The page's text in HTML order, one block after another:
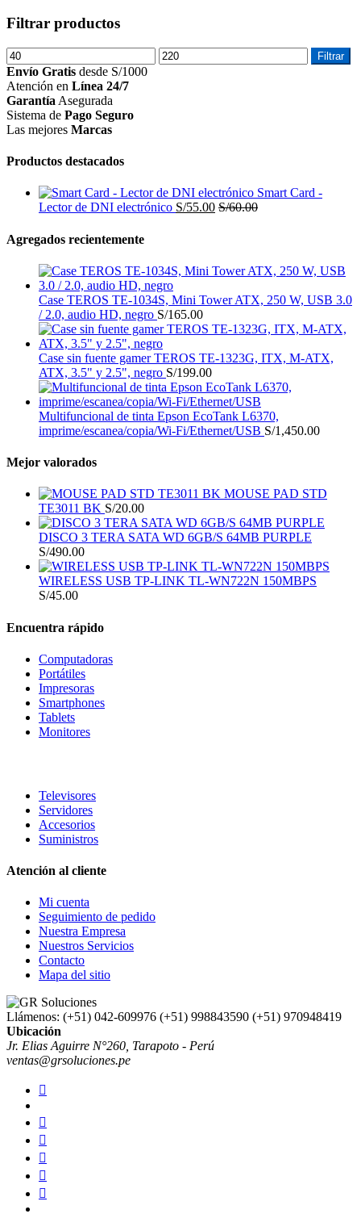
Filtrar productos
Precio
mínimo
Precio
máximo
Filtrar
Envío Gratis desde S/1000
Atención en Línea 24/7
Garantía Asegurada
Sistema de Pago Seguro
Las mejores Marcas
Productos destacados
Smart Card -
Lector de DNI electrónico S/55.00 S/60.00
Agregados recientemente
Case TEROS TE-1034S, Mini Tower ATX, 250 W, USB 3.0
/ 2.0, audio HD, negro S/165.00
Case sin fuente gamer TEROS TE-1323G, ITX, M-ATX,
ATX, 3.5" y 2.5", negro S/199.00
Multifuncional de tinta Epson EcoTank L6370,
imprime/escanea/copia/Wi-Fi/Ethernet/USB S/1,450.00
Mejor valorados
MOUSE PAD STD
TE3011 BK S/20.00
DISCO 3 TERA SATA WD 6GB/S 64MB PURPLE
S/490.00
WIRELESS USB TP-LINK TL-WN722N 150MBPS
S/45.00
Encuentra rápido
Computadoras
Portátiles
Impresoras
Smartphones
Tablets
Monitores
Televisores
Servidores
Accesorios
Suministros
Atención al cliente
Mi cuenta
Seguimiento de pedido
Nuestra Empresa
Nuestros Servicios
Contacto
Mapa del sitio
Llámenos: (+51) 042-609976 (+51) 998843590 (+51) 970948419
Ubicación
Jr. Elias Aguirre N°260, Tarapoto - Perú
ventas@grsoluciones.pe